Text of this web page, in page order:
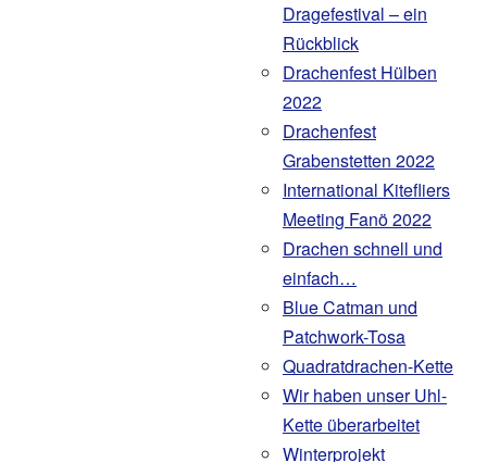
Dragefestival – ein
Rückblick
Drachenfest Hülben
2022
Drachenfest
Grabenstetten 2022
International Kitefliers
Meeting Fanö 2022
Drachen schnell und
einfach…
Blue Catman und
Patchwork-Tosa
Quadratdrachen-Kette
Wir haben unser Uhl-
Kette überarbeitet
Winterprojekt